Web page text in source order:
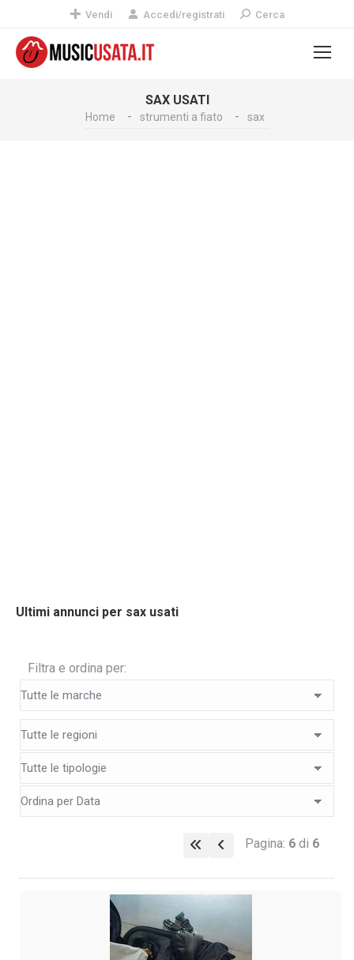
Vendi Accedi/registrati Cerca
SAX USATI
Home strumenti a fiato sax
Ultimi annunci per sax usati
Filtra e ordina per:
Pagina: 6 di 6